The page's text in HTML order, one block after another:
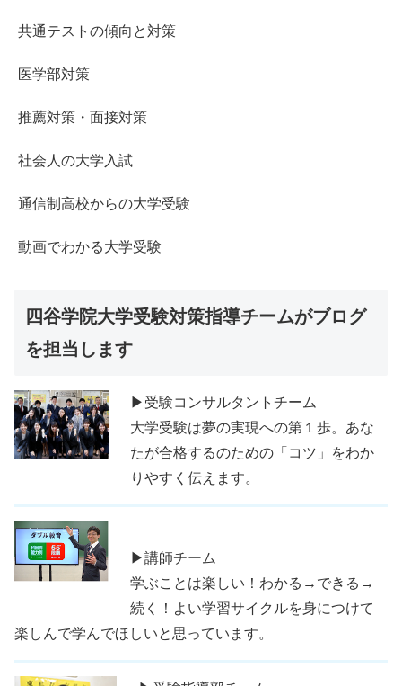
共通テストの傾向と対策
医学部対策
推薦対策・面接対策
社会人の大学入試
通信制高校からの大学受験
動画でわかる大学受験
四谷学院大学受験対策指導チームがブログ
を担当します
▶受験コンサルタントチーム
大学受験は夢の実現への第１歩。あな
たが合格するのための「コツ」をわか
りやすく伝えます。
▶講師チーム
学ぶことは楽しい！わかる→できる→
続く！よい学習サイクルを身につけて
楽しんで学んでほしいと思っています。